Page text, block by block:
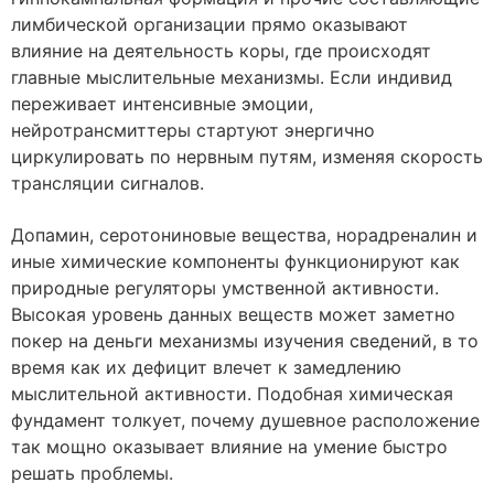
лимбической организации прямо оказывают
влияние на деятельность коры, где происходят
главные мыслительные механизмы. Если индивид
переживает интенсивные эмоции,
нейротрансмиттеры стартуют энергично
циркулировать по нервным путям, изменяя скорость
трансляции сигналов.
Допамин, серотониновые вещества, норадреналин и
иные химические компоненты функционируют как
природные регуляторы умственной активности.
Высокая уровень данных веществ может заметно
покер на деньги механизмы изучения сведений, в то
время как их дефицит влечет к замедлению
мыслительной активности. Подобная химическая
фундамент толкует, почему душевное расположение
так мощно оказывает влияние на умение быстро
решать проблемы.